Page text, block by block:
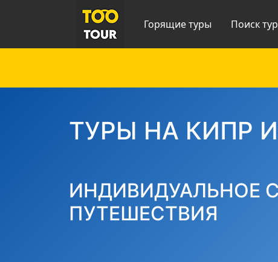
Горящие туры Поиск
ТУРЫ НА КИПР
ИНДИВИДУАЛЬНОЕ
ПУТЕШЕСТВИЯ